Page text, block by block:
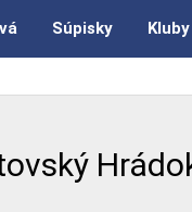
Súpisky Kluby